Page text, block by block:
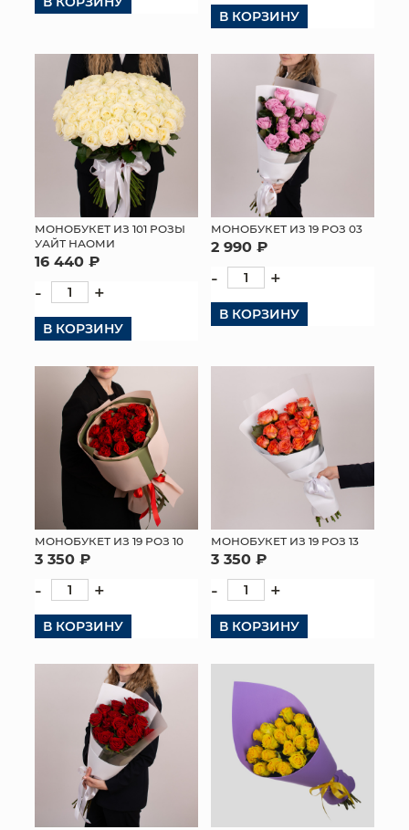
В КОРЗИНУ
МОНОБУКЕТ ИЗ 101 РОЗЫ
УАЙТ НАОМИ
16 440 ₽
- +
В КОРЗИНУ
МОНОБУКЕТ ИЗ 19 РОЗ 03
2 990 ₽
- +
В КОРЗИНУ
МОНОБУКЕТ ИЗ 19 РОЗ 10
3 350 ₽
- +
В КОРЗИНУ
МОНОБУКЕТ ИЗ 19 РОЗ 13
3 350 ₽
- +
В КОРЗИНУ